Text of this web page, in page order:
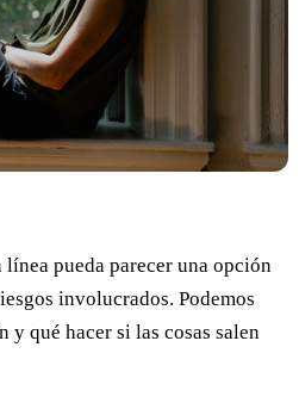
pueda parecer una opción
involucrados. Podemos
y qué hacer si las cosas salen